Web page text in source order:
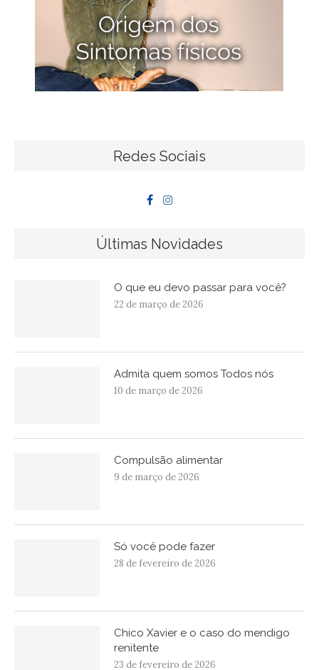
Redes Sociais
Últimas Novidades
O que eu devo passar para você?
22 de março de 2026
Admita quem somos Todos nós
10 de março de 2026
Compulsão alimentar
9 de março de 2026
Só você pode fazer
28 de fevereiro de 2026
Chico Xavier e o caso do mendigo
renitente
23 de fevereiro de 2026